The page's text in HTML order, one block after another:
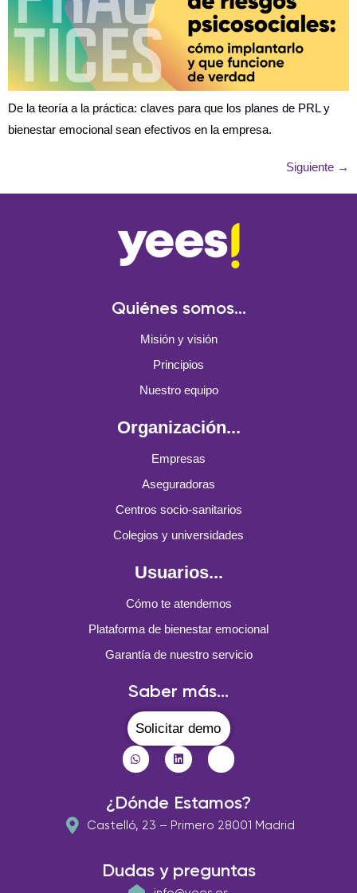
De la teoría a la práctica: claves para que los planes de PRL y
bienestar emocional sean efectivos en la empresa.
Siguiente →
Quiénes somos...
Misión y visión
Principios
Nuestro equipo
Organización...
Empresas
Aseguradoras
Centros socio-sanitarios
Colegios y universidades
Usuarios...
Cómo te atendemos
Plataforma de bienestar emocional
Garantía de nuestro servicio
Saber más...
Solicitar demo
¿Dónde Estamos?
Castelló, 23 – Primero 28001 Madrid
Dudas y preguntas